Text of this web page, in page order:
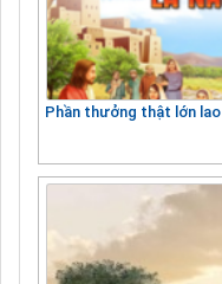
Phần thưởng thật lớn lao